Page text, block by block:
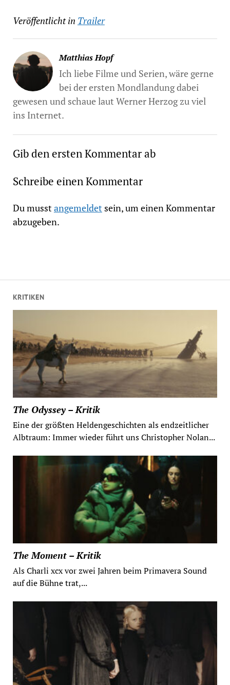
KRITIKEN
The Odyssey – Kritik
Eine der größten Heldengeschichten als endzeitlicher
Albtraum: Immer wieder führt uns Christopher Nolan...
The Moment – Kritik
Als Charli xcx vor zwei Jahren beim Primavera Sound
auf die Bühne trat,...
Veröffentlicht in Trailer
Matthias Hopf
Ich liebe Filme und Serien, wäre gerne
bei der ersten Mondlandung dabei
gewesen und schaue laut Werner Herzog zu viel
ins Internet.
Gib den ersten Kommentar ab
Schreibe einen Kommentar
Du musst angemeldet sein, um einen Kommentar
abzugeben.